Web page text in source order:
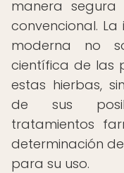
manera
convencional.
moderna no
científica de las
estas hierbas,
de sus
tratamientos
determinación
para su uso.